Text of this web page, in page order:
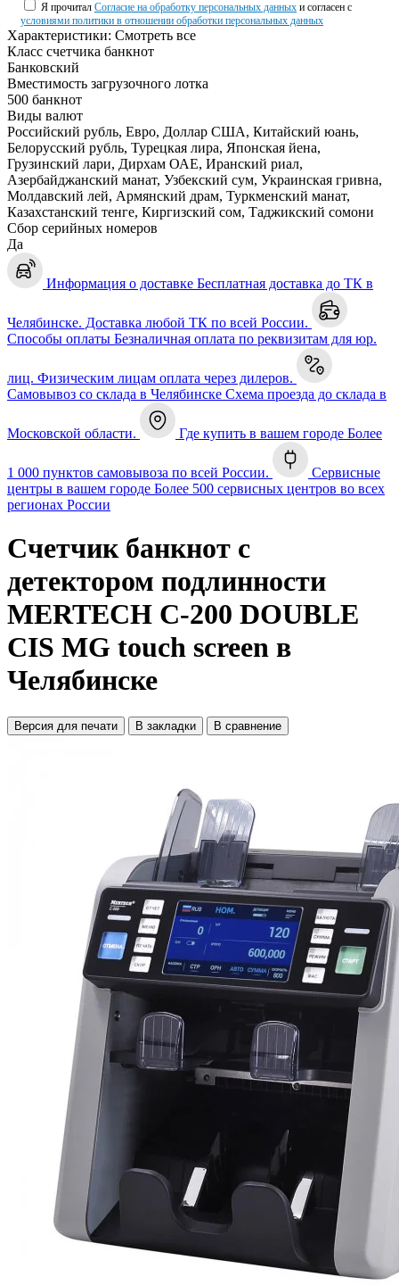
Я прочитал Согласие на обработку персональных данных и согласен с
условиями политики в отношении обработки персональных данных
Характеристики: Смотреть все
Класс счетчика банкнот
Банковский
Вместимость загрузочного лотка
500 банкнот
Виды валют
Российский рубль, Евро, Доллар США, Китайский юань,
Белорусский рубль, Турецкая лира, Японская йена,
Грузинский лари, Дирхам ОАЕ, Иранский риал,
Азербайджанский манат, Узбекский сум, Украинская гривна,
Молдавский лей, Армянский драм, Туркменский манат,
Казахстанский тенге, Киргизский сом, Таджикский сомони
Сбор серийных номеров
Да
Информация о доставке Бесплатная доставка до ТК в
Челябинске. Доставка любой ТК по всей России.
Способы оплаты Безналичная оплата по реквизитам для юр.
лиц. Физическим лицам оплата через дилеров.
Самовывоз со склада в Челябинске Схема проезда до склада в
Московской области. Где купить в вашем городе Более
1 000 пунктов самовывоза по всей России.
Сервисные
центры в вашем городе Более 500 сервисных центров во всех
регионах России
Счетчик банкнот с
детектором подлинности
MERTECH C-200 DOUBLE
CIS MG touch screen в
Челябинске
Версия для печати В закладки В сравнение